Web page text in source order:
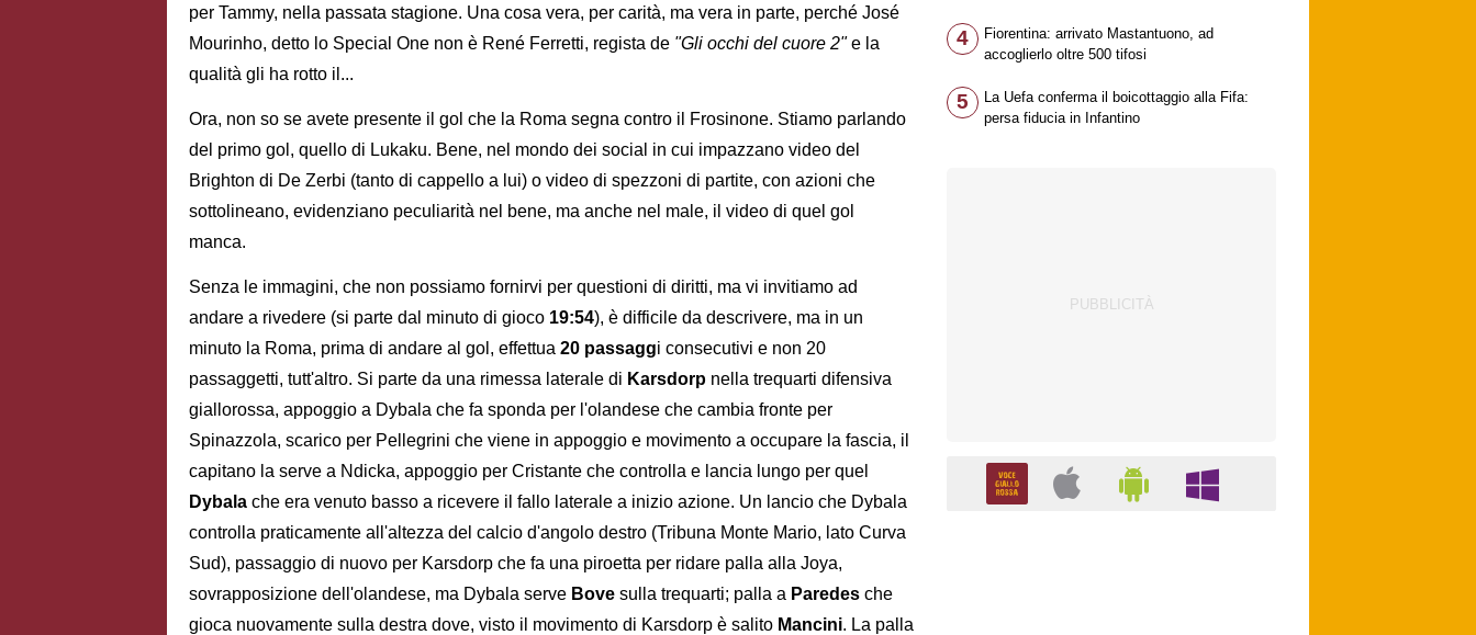
per Tammy, nella passata stagione. Una cosa vera, per carità, ma vera in parte, perché José
Mourinho, detto lo Special One non è René Ferretti, regista de "Gli occhi del cuore 2"e la
qualità gli ha rotto il...
Ora, non so se avete presente il gol che la Roma segna contro il Frosinone. Stiamo parlando
del primo gol, quello di Lukaku. Bene, nel mondo dei social in cui impazzano video del
Brighton di De Zerbi (tanto di cappello a lui) o video di spezzoni di partite, con azioni che
sottolineano, evidenziano peculiarità nel bene, ma anche nel male, il video di quel gol
manca.
Senza le immagini, che non possiamo fornirvi per questioni di diritti, ma vi invitiamo ad
andare a rivedere (si parte dal minuto di gioco 19:54), è difficile da descrivere, ma in un
minuto la Roma, prima di andare al gol, effettua 20 passaggi consecutivi e non 20
passaggetti, tutt'altro. Si parte da una rimessa laterale di Karsdorp nella trequarti difensiva
giallorossa, appoggio a Dybala che fa sponda per l'olandese che cambia fronte per
Spinazzola, scarico per Pellegrini che viene in appoggio e movimento a occupare la fascia, il
capitano la serve a Ndicka, appoggio per Cristante che controlla e lancia lungo per quel
Dybala che era venuto basso a ricevere il fallo laterale a inizio azione. Un lancio che Dybala
controlla praticamente all'altezza del calcio d'angolo destro (Tribuna Monte Mario, lato Curva
Sud), passaggio di nuovo per Karsdorp che fa una piroetta per ridare palla alla Joya,
sovrapposizione dell'olandese, ma Dybala serve Bove sulla trequarti; palla a Paredes che
gioca nuovamente sulla destra dove, visto il movimento di Karsdorp è salito Mancini. La palla
4
Fiorentina: arrivato Mastantuono, ad
accoglierlo oltre 500 tifosi
5
La Uefa conferma il boicottaggio alla Fifa:
persa fiducia in Infantino